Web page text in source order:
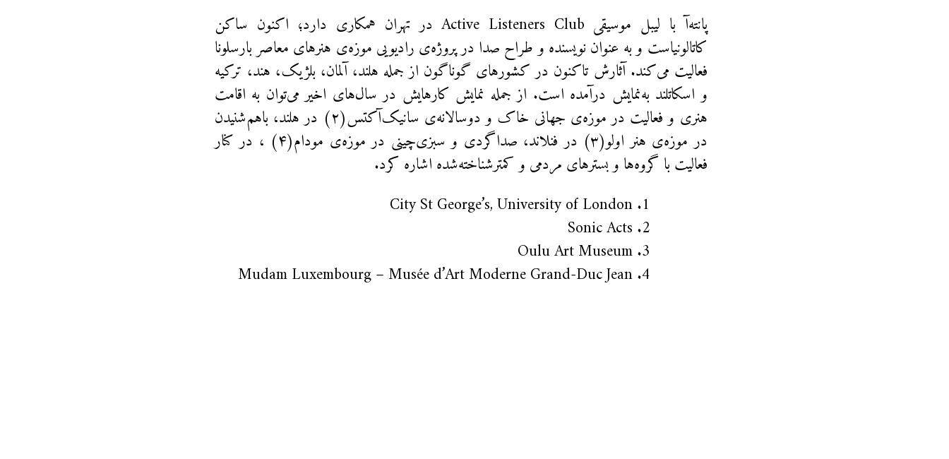
پانته‌آ با لیبل موسیقی Active Listeners Club در تهران همکاری دارد؛ اکنون ساکن
کاتالونیاست و به عنوان نویسنده و طراح صدا در پروژه‌ی رادیویی موزه‌ی هنرهای معاصر بارسلونا
فعالیت می‌کند. آثارش تاکنون در کشورهای گوناگون از جمله هلند، آلمان، بلژیک، هند، ترکیه
و اسکاتلند به‌نمایش درآمده است. از جمله نمایش کارهایش در سال‌های اخیر می‌توان به اقامت
هنری و فعالیت در موزه‌ی جهانی خاک و دوسالانه‌ی سانیک‌آکتس(۲) در هلند، باهم‌شنیدن
در موزه‌ی هنر اولو(۳) در فنلاند، صداگردی و سبزی‌چینی در موزه‌ی مودام(۴) ، در کنار
فعالیت‌ با گروه‌ها و بسترهای مردمی و کمتر‌شناخته‌شده اشاره کرد.
City St George’s, University of London
Sonic Acts
Oulu Art Museum
Mudam Luxembourg – Musée d’Art Moderne Grand-Duc Jean